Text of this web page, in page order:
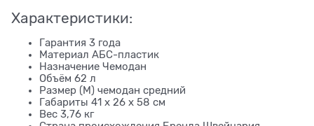
Характеристики:
Гарантия 3 года
Материал АБС-пластик
Назначение Чемодан
Объём 62 л
Размер (M) чемодан средний
Габариты 41 х 26 х 58 см
Вес 3,76 кг